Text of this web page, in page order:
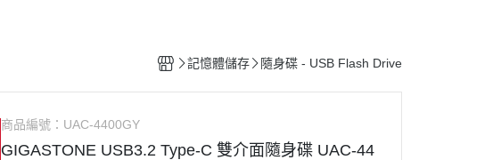
記憶體儲存 隨身碟 - USB Flash Drive
商品編號： UAC-4400GY
GIGASTONE USB3.2 Type-C 雙介面隨身碟 UAC-44